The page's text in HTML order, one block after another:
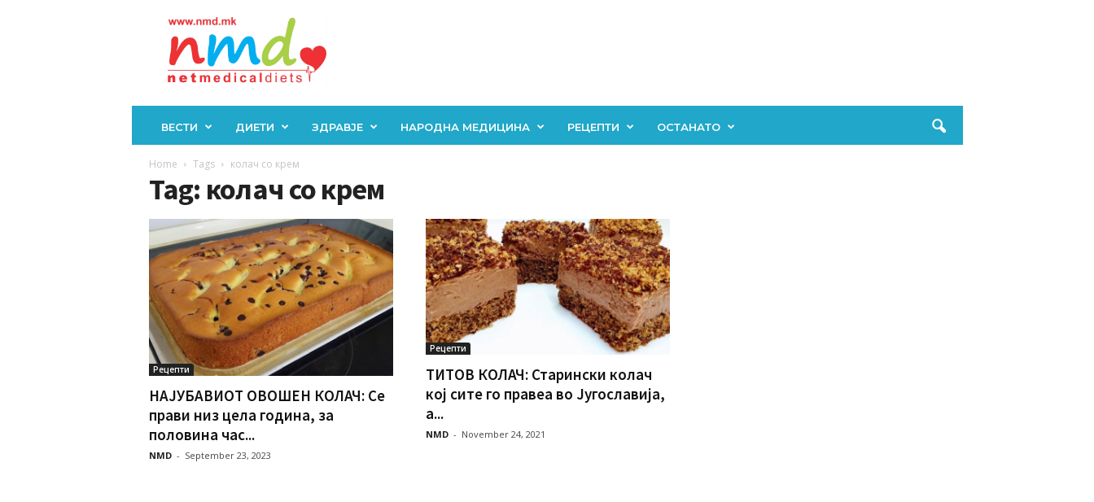
ВЕСТИ ДИЕТИ ЗДРАВЈЕ НАРОДНА МЕДИЦИНА РЕЦЕПТИ ОСТАНАТО
Home Tags колач со крем
Tag: колач со крем
Рецепти
НАЈУБАВИОТ ОВОШЕН КОЛАЧ: Се
прави низ цела година, за
половина час...
NMD - September 23, 2023
Рецепти
ТИТОВ КОЛАЧ: Старински колач
кој сите го правеа во Југославија,
а...
NMD - November 24, 2021